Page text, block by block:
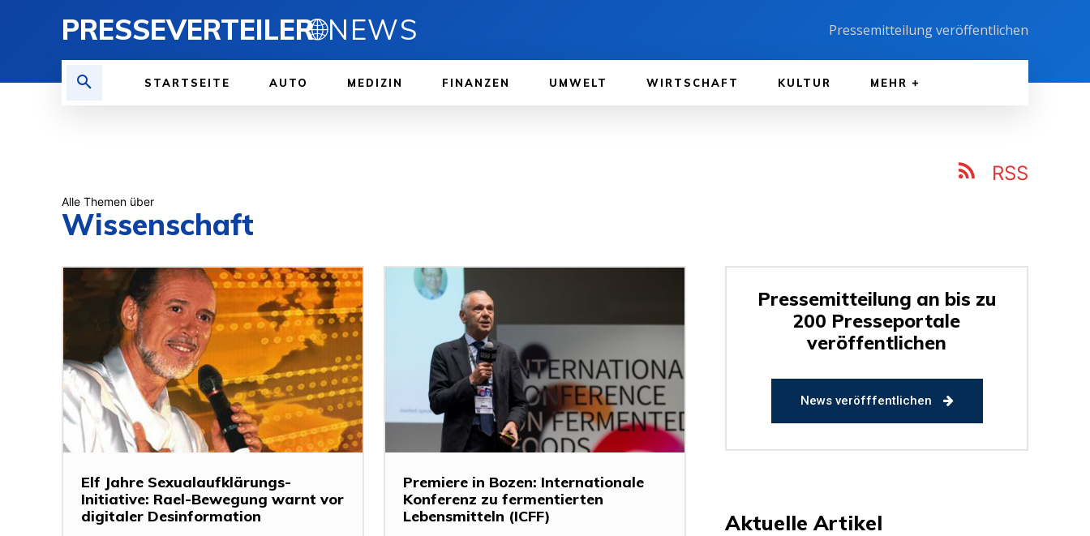
PRESSEVERTEILER🌐NEWS Pressemitteilung veröffentlichen
STARTSEITE AUTO MEDIZIN FINANZEN UMWELT WIRTSCHAFT KULTUR MEHR
RSS
Alle Themen über
Wissenschaft
Elf Jahre Sexualaufklärungs-
Initiative: Rael-Bewegung warnt vor
digitaler Desinformation
Premiere in Bozen: Internationale
Konferenz zu fermentierten
Lebensmitteln (ICFF)
Pressemitteilung an bis zu
200 Presseportale
veröffentlichen
News veröfffentlichen
Aktuelle Artikel